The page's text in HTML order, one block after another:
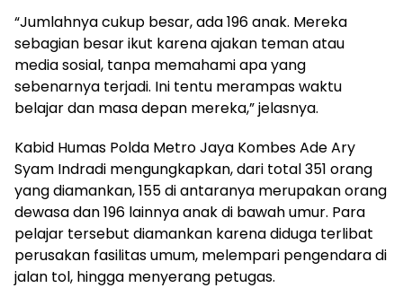
“Jumlahnya cukup besar, ada 196 anak. Mereka
sebagian besar ikut karena ajakan teman atau
media sosial, tanpa memahami apa yang
sebenarnya terjadi. Ini tentu merampas waktu
belajar dan masa depan mereka,” jelasnya.
Kabid Humas Polda Metro Jaya Kombes Ade Ary
Syam Indradi mengungkapkan, dari total 351 orang
yang diamankan, 155 di antaranya merupakan orang
dewasa dan 196 lainnya anak di bawah umur. Para
pelajar tersebut diamankan karena diduga terlibat
perusakan fasilitas umum, melempari pengendara di
jalan tol, hingga menyerang petugas.